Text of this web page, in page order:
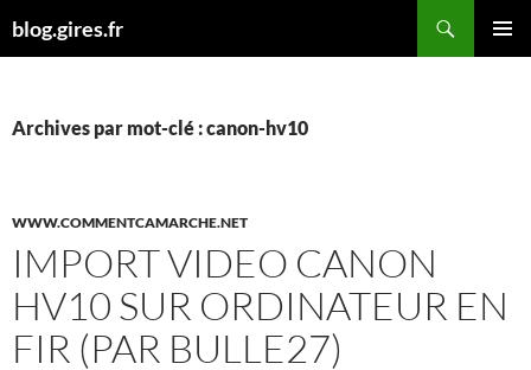
aublog.gires.fr
Archives par mot-clé : canon-hv10
WWW.COMMENTCAMARCHE.NET
IMPORT VIDEO CANON
HV10 SUR ORDINATEUR EN
FIR (PAR BULLE27)